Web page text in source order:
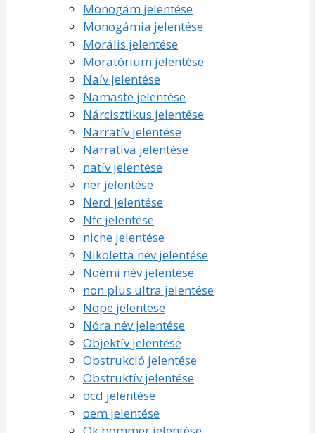
Monogám jelentése
Monogámia jelentése
Morális jelentése
Moratórium jelentése
Naív jelentése
Namaste jelentése
Nárcisztikus jelentése
Narratív jelentése
Narratíva jelentése
natív jelentése
ner jelentése
Nerd jelentése
Nfc jelentése
niche jelentése
Nikoletta név jelentése
Noémi név jelentése
non plus ultra jelentése
Nope jelentése
Nóra név jelentése
Objektív jelentése
Obstrukció jelentése
Obstruktív jelentése
ocd jelentése
oem jelentése